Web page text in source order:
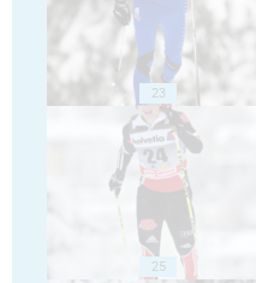
23
25